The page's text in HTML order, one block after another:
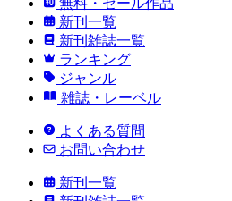
無料・セール作品
新刊一覧
新刊雑誌一覧
ランキング
ジャンル
雑誌・レーベル
よくある質問
お問い合わせ
新刊一覧